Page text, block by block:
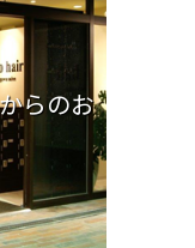
らのお